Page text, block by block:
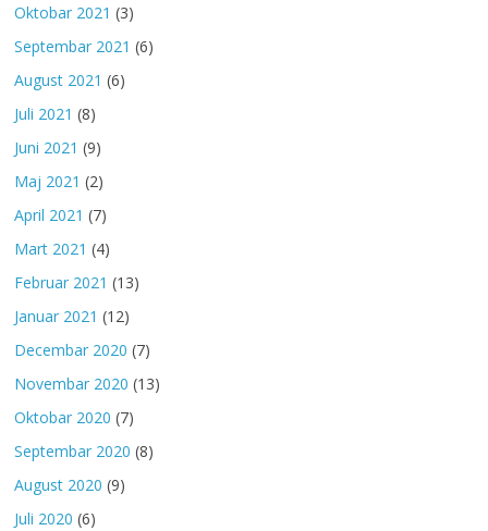
Oktobar 2021 (3)
Septembar 2021 (6)
August 2021 (6)
Juli 2021 (8)
Juni 2021 (9)
Maj 2021 (2)
April 2021 (7)
Mart 2021 (4)
Februar 2021 (13)
Januar 2021 (12)
Decembar 2020 (7)
Novembar 2020 (13)
Oktobar 2020 (7)
Septembar 2020 (8)
August 2020 (9)
Juli 2020 (6)